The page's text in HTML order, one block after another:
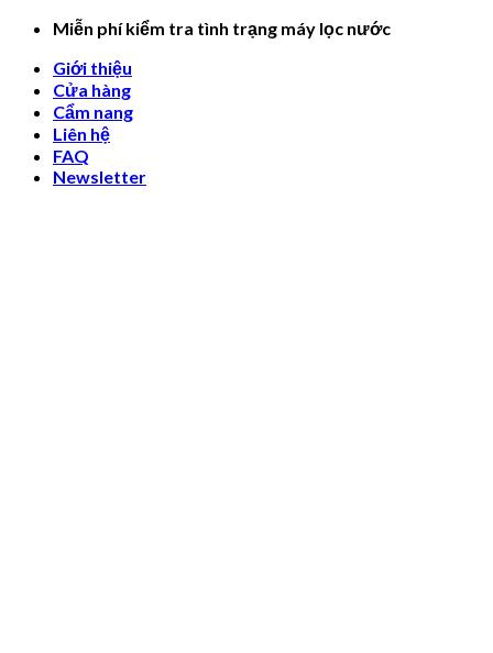
Skip
content
Miễn phí kiểm tra tình trạng máy lọc nước
Giới thiệu
Cửa hàng
Cẩm nang
Liên hệ
FAQ
Newsletter